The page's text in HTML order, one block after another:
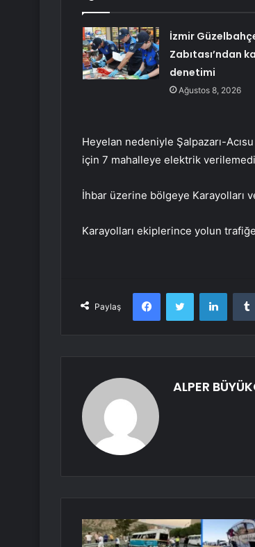
İzmir
Zabıtası’ndan
denetimi
Ağustos 8, 2026
Heyelan nedeniyle Şalpazarı-
için 7 mahalleye elektrik
İhbar üzerine bölgeye Karayolları
Karayolları ekiplerince yolun trafiğe
Paylaş
FacebookTwitter
ALPER